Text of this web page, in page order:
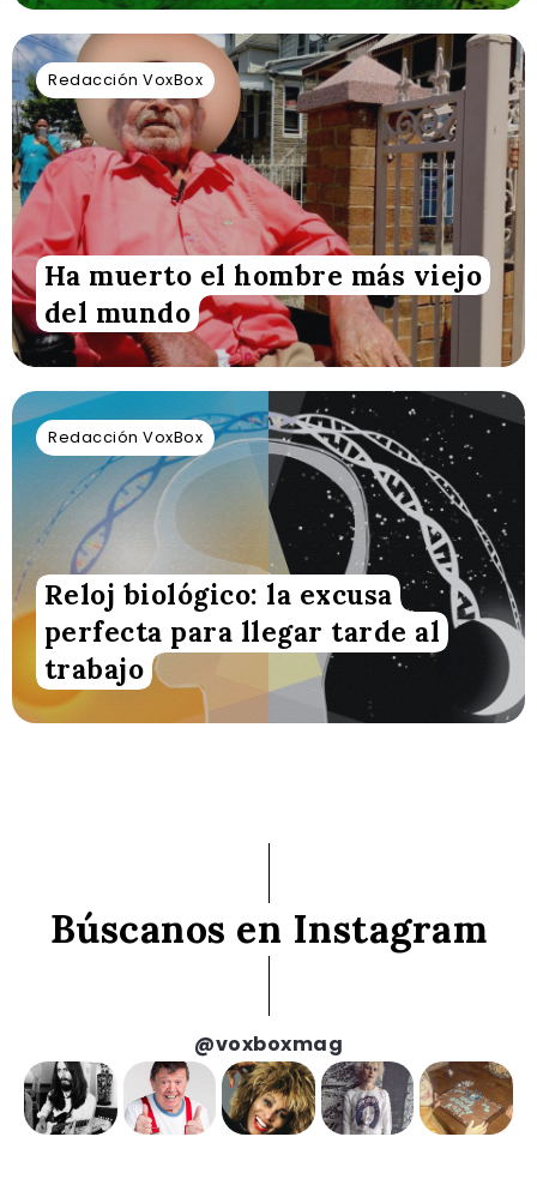
Redacción VoxBox
Ha muerto el hombre más viejo
del mundo
Redacción VoxBox
Reloj biológico: la excusa
perfecta para llegar tarde al
trabajo
Búscanos en Instagram
@voxboxmag